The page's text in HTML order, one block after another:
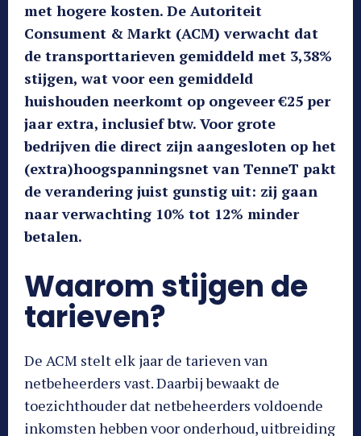
met hogere kosten. De Autoriteit
Consument & Markt (ACM) verwacht dat
de transporttarieven gemiddeld met 3,38%
stijgen, wat voor een gemiddeld
huishouden neerkomt op ongeveer €25 per
jaar extra, inclusief btw. Voor grote
bedrijven die direct zijn aangesloten op het
(extra)hoogspanningsnet van TenneT pakt
de verandering juist gunstig uit: zij gaan
naar verwachting 10% tot 12% minder
betalen.
Waarom stijgen de
tarieven?
De ACM stelt elk jaar de tarieven van
netbeheerders vast. Daarbij bewaakt de
toezichthouder dat netbeheerders voldoende
inkomsten hebben voor onderhoud, uitbreiding